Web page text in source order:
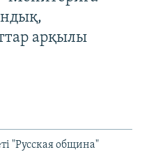
арқылы
"Русская община"